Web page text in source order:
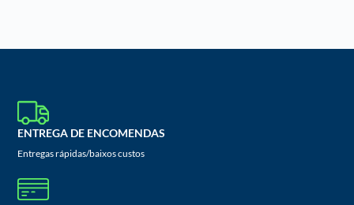
ENTREGA DE ENCOMENDAS
Entregas rápidas/baixos custos